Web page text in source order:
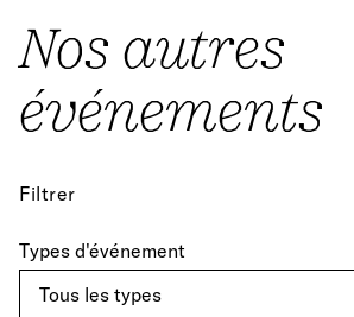
Nos autres
événements
Filtrer
Types d'événement